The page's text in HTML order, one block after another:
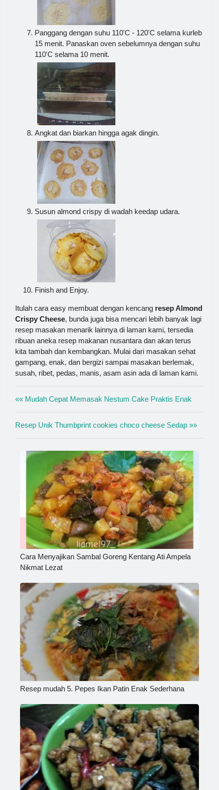
Panggang dengan suhu 110'C - 120'C selama kurleb
15 menit. Panaskan oven sebelumnya dengan suhu
110'C selama 10 menit.
Angkat dan biarkan hingga agak dingin.
Susun almond crispy di wadah keedap udara.
Finish and Enjoy.
Itulah cara easy membuat dengan kencang resep Almond
Crispy Cheese, bunda juga bisa mencari lebih banyak lagi
resep masakan menarik lainnya di laman kami, tersedia
ribuan aneka resep makanan nusantara dan akan terus
kita tambah dan kembangkan. Mulai dari masakan sehat
gampang, enak, dan bergizi sampai masakan berlemak,
susah, ribet, pedas, manis, asam asin ada di laman kami.
«« Mudah Cepat Memasak Nestum Cake Praktis Enak
Resep Unik Thumbprint cookies choco cheese Sedap »»
Cara Menyajikan Sambal Goreng Kentang Ati Ampela
Nikmat Lezat
Resep mudah 5. Pepes Ikan Patin Enak Sederhana